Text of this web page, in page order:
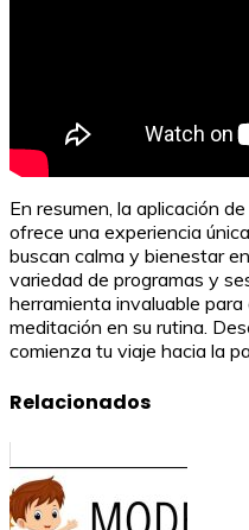
En resumen, la aplicación
ofrece una experiencia
buscan calma y bienestar
variedad de programas y
herramienta invaluable
meditación en su rutina.
comienza tu viaje hacia la
Relacionados